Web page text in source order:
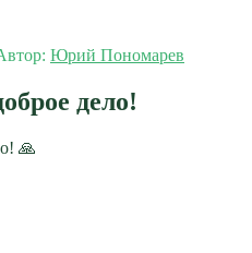
Юрий Пономарев
дело!
🙏